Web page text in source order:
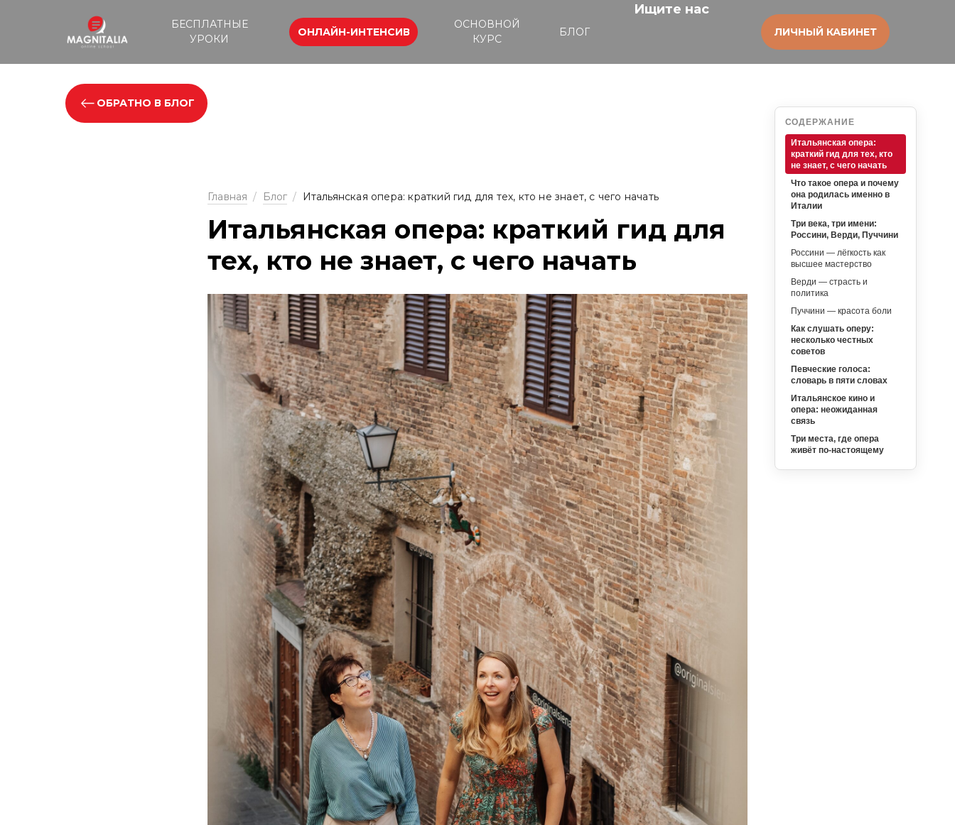
БЕСПЛАТНЫЕ
УРОКИ
ОНЛАЙН-ИНТЕНСИВ
ОСНОВНОЙ
КУРС
БЛОГ ЛИЧНЫЙ КАБИНЕТ
Ищите нас
ОБРАТНО В БЛОГ
Главная / Блог / Итальянская опера: краткий гид для тех, кто не знает, с чего начать
Итальянская опера: краткий гид для
тех, кто не знает, с чего начать
СОДЕРЖАНИЕ
Итальянская опера:
краткий гид для тех, кто
не знает, с чего начать
Что такое опера и почему
она родилась именно в
Италии
Три века, три имени:
Россини, Верди, Пуччини
Россини — лёгкость как
высшее мастерство
Верди — страсть и
политика
Пуччини — красота боли
Как слушать оперу:
несколько честных
советов
Певческие голоса:
словарь в пяти словах
Итальянское кино и
опера: неожиданная
связь
Три места, где опера
живёт по-настоящему